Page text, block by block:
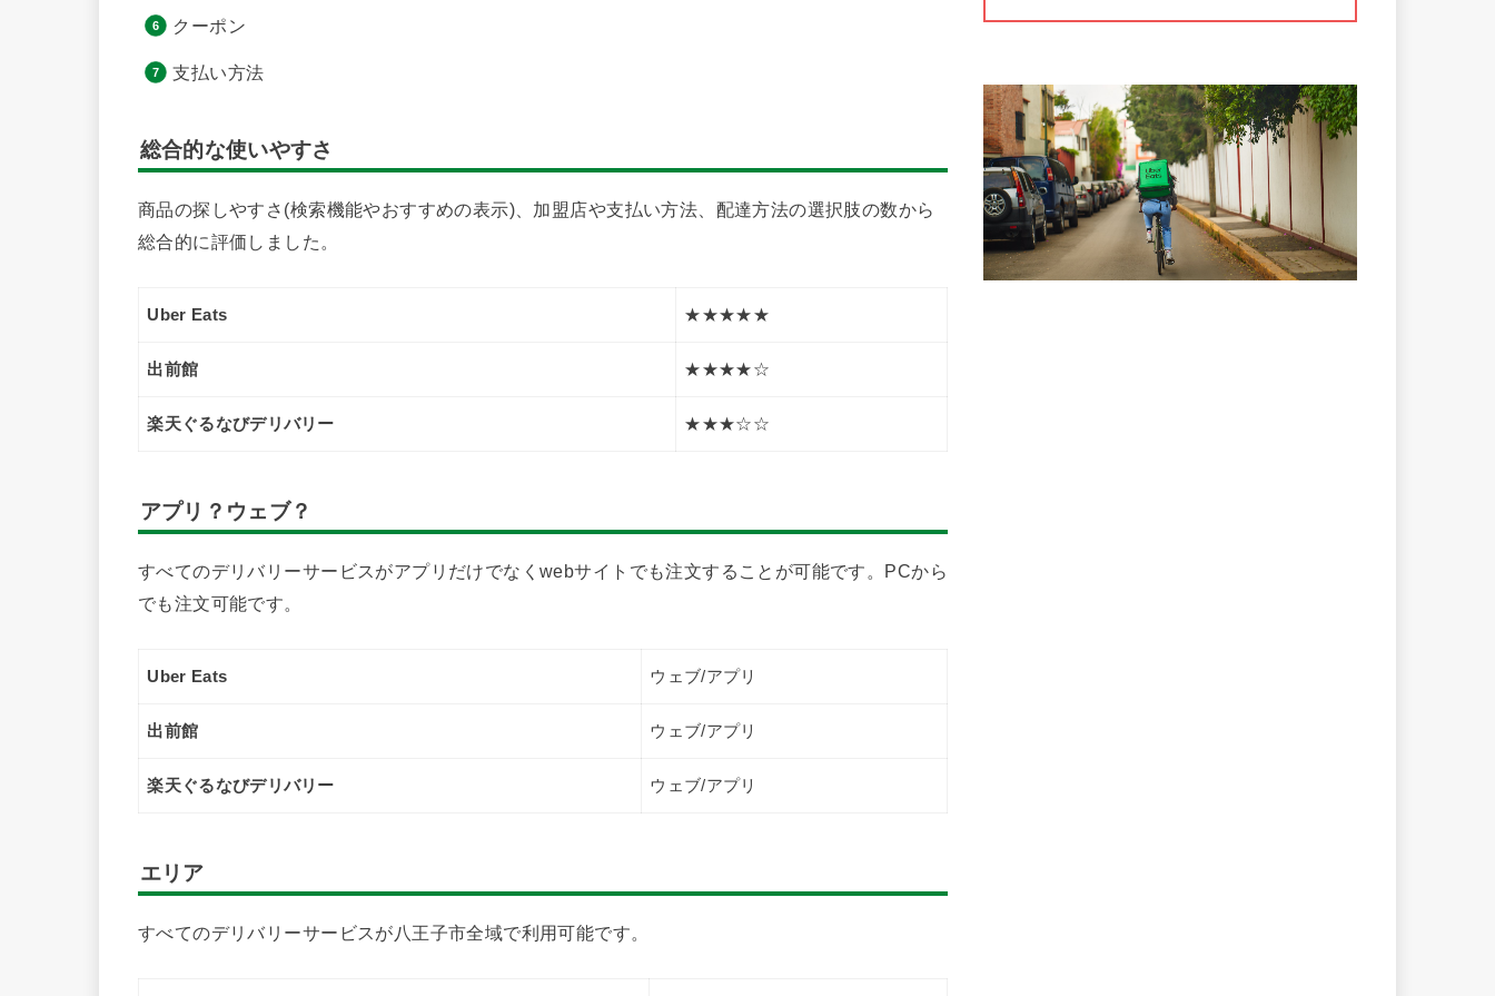
クーポン
支払い方法
総合的な使いやすさ
商品の探しやすさ(検索機能やおすすめの表示)、加盟店や支払い方法、配達方法の選択肢の数から
総合的に評価しました。
Uber Eats ★★★★★
出前館 ★★★★☆
楽天ぐるなびデリバリー ★★★☆☆
アプリ？ウェブ？
すべてのデリバリーサービスがアプリだけでなくwebサイトでも注文することが可能です。PCから
でも注文可能です。
Uber Eats ウェブ/アプリ
出前館 ウェブ/アプリ
楽天ぐるなびデリバリー ウェブ/アプリ
エリア
すべてのデリバリーサービスが八王子市全域で利用可能です。